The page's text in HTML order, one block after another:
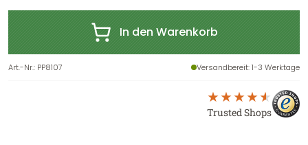
In den Warenkorb
Art.-Nr.: PP8107 Versandbereit: 1-3 Werktage
Trusted Shops